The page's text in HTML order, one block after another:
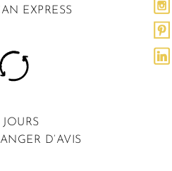
EXPRESS
JOURS
D’AVIS